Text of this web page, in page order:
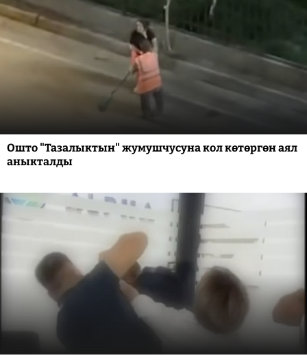
Ошто "Тазалыктын" жумушчусуна кол көтөргөн аял
аныкталды